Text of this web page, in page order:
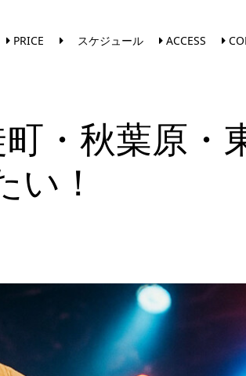
PRICE スケジュール ACCESS
・秋葉原・
い！